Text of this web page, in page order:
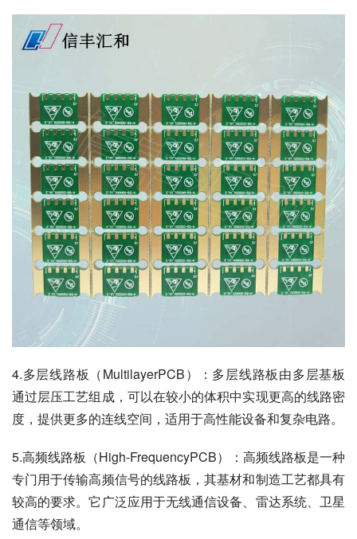
4.多层线路板（MultilayerPCB）：多层线路板由多层基板
通过层压工艺组成，可以在较小的体积中实现更高的线路密
度，提供更多的连线空间，适用于高性能设备和复杂电路。
5.高频线路板（High-FrequencyPCB）：高频线路板是一种
专门用于传输高频信号的线路板，其基材和制造工艺都具有
较高的要求。它广泛应用于无线通信设备、雷达系统、卫星
通信等领域。